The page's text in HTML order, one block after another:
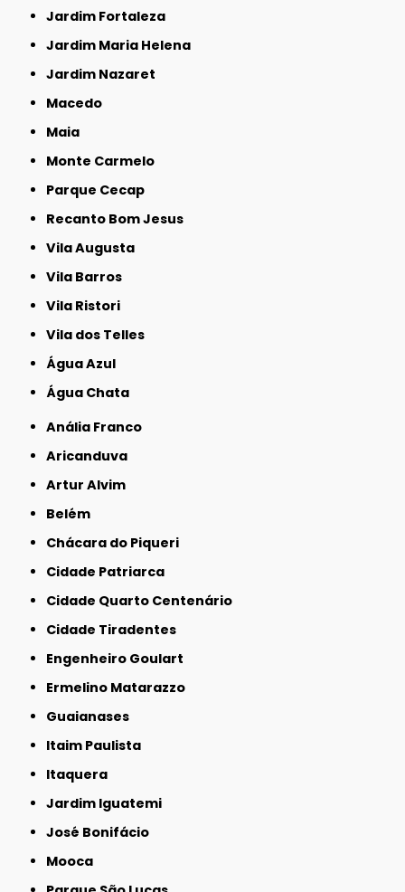
Jardim Fortaleza
Jardim Maria Helena
Jardim Nazaret
Macedo
Maia
Monte Carmelo
Parque Cecap
Recanto Bom Jesus
Vila Augusta
Vila Barros
Vila Ristori
Vila dos Telles
Água Azul
Água Chata
Anália Franco
Aricanduva
Artur Alvim
Belém
Chácara do Piqueri
Cidade Patriarca
Cidade Quarto Centenário
Cidade Tiradentes
Engenheiro Goulart
Ermelino Matarazzo
Guaianases
Itaim Paulista
Itaquera
Jardim Iguatemi
José Bonifácio
Mooca